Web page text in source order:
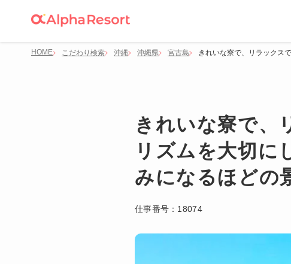
HOME こだわり検索 沖縄 沖縄県 宮古島 きれいな寮で、リラックス
きれいな寮で、
リズムを大切に
みになるほどの
仕事番号： 18074